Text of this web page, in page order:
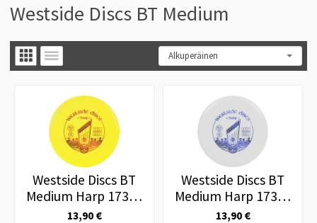
Westside Discs BT Medium
Westside Discs BT
Medium Harp 173g+
Keltainen
13,90 €
Westside Discs BT
Medium Harp 173g+
Valkoinen
13,90 €